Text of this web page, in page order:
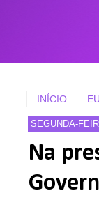
INÍCIO
SEGUNDA-
Na